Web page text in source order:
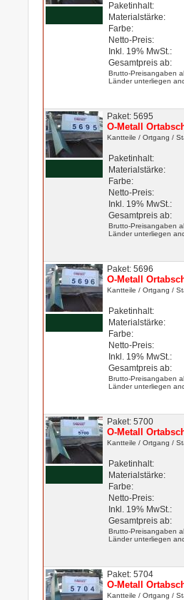
Paketinhalt:
Materialstärke:
Farbe:
Netto-Preis:
Inkl. 19% MwSt.:
Gesamtpreis ab:
Brutto-Preisangaben
Länder unterliegen
Paket: 5695
O-Metall
Kantteile / Ortgang /
Paketinhalt:
Materialstärke:
Farbe:
Netto-Preis:
Inkl. 19% MwSt.:
Gesamtpreis ab:
Brutto-Preisangaben
Länder unterliegen
Paket: 5696
O-Metall
Kantteile / Ortgang /
Paketinhalt:
Materialstärke:
Farbe:
Netto-Preis:
Inkl. 19% MwSt.:
Gesamtpreis ab:
Brutto-Preisangaben
Länder unterliegen
Paket: 5700
O-Metall
Kantteile / Ortgang /
Paketinhalt:
Materialstärke:
Farbe:
Netto-Preis:
Inkl. 19% MwSt.:
Gesamtpreis ab:
Brutto-Preisangaben
Länder unterliegen
Paket: 5704
O-Metall
Kantteile / Ortgang /